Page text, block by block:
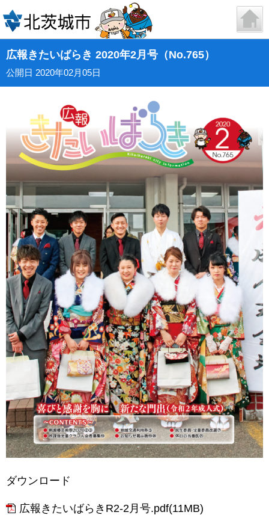
広報きたいばらき 2020年2月号（No.765）
公開日 2020年02月05日
ダウンロード
広報きたいばらきR2-2月号.pdf(11MB)